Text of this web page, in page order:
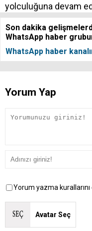
yolculuğuna devam
Son dakika
WhatsApp haber
WhatsApp haber
Yorum Yap
Yorum yazma
Avatar Seç